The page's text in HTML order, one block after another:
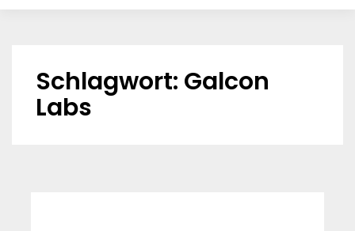
Schlagwort: Galcon
Labs